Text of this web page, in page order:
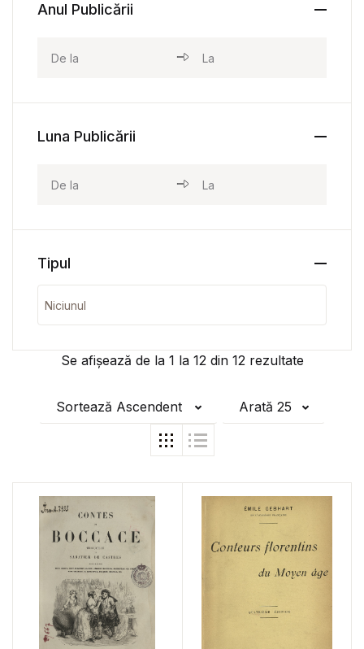
Se afișează de la 1 la 12din 12rezultate
Sortează Ascendent Arată 25
Anul Publicării
Luna Publicării
Tipul